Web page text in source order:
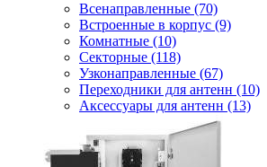
Всенаправленные (70)
Встроенные в корпус (9)
Комнатные (10)
Секторные (118)
Узконаправленные (67)
Переходники для антенн (10)
Аксессуары для антенн (13)